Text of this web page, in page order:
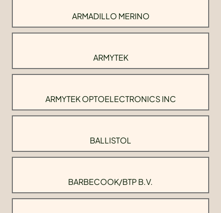
ARMADILLO MERINO
ARMYTEK
ARMYTEK OPTOELECTRONICS INC
BALLISTOL
BARBECOOK/BTP B.V.